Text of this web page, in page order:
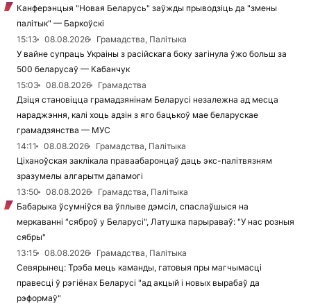
Канферэнцыя "Новая Беларусь" заўжды прыводзіць да "змены
палітык" — Баркоўскі
15:13
08.08.2026
Грамадства, Палітыка
У вайне супраць Украіны з расійскага боку загінула ўжо больш за
500 беларусаў — Кабанчук
15:03
08.08.2026
Грамадства
Дзіця становіцца грамадзянінам Беларусі незалежна ад месца
нараджэння, калі хоць адзін з яго бацькоў мае беларускае
грамадзянства — МУС
14:11
08.08.2026
Грамадства, Палітыка
Ціханоўская заклікала праваабаронцаў даць экс-палітвязням
зразумелы алгарытм дапамогі
13:50
08.08.2026
Грамадства, Палітыка
Бабарыка ўсумніўся ва ўплыве дэмсіл, спаслаўшыся на
меркаванні "сяброў у Беларусі", Латушка парыраваў: "У нас розныя
сябры"
13:15
08.08.2026
Грамадства, Палітыка
Севярынец: Трэба мець каманды, гатовыя пры магчымасці
правесці ў рэгіёнах Беларусі "ад акцый і новых вырабаў да
рэформаў"